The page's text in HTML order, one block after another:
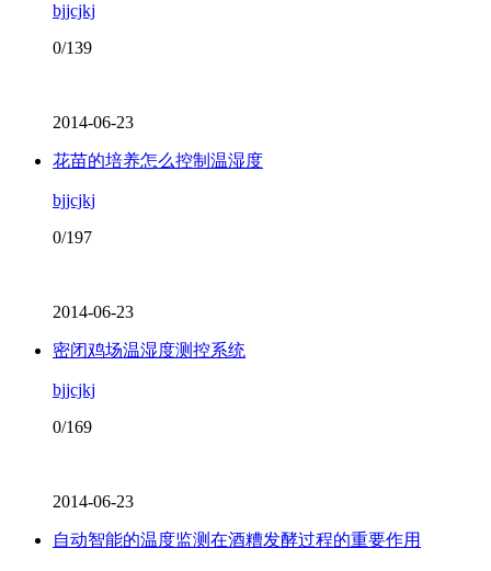
bjjcjkj
0/139
2014-06-23
​花苗的培养怎么控制温湿度
bjjcjkj
0/197
2014-06-23
密闭鸡场温湿度测控系统
bjjcjkj
0/169
2014-06-23
自动智能的温度监测在酒糟发酵过程的重要作用